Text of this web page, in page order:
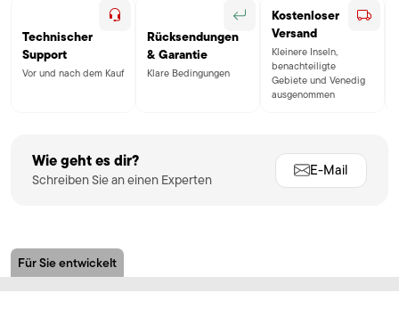
Technischer
Support
Vor und nach dem Kauf
Rücksendungen
& Garantie
Klare Bedingungen
Kostenloser
Versand
Kleinere Inseln,
benachteiligte
Gebiete und Venedig
ausgenommen
Wie geht es dir?
Schreiben Sie an einen Experten
E-Mail
Für Sie entwickelt